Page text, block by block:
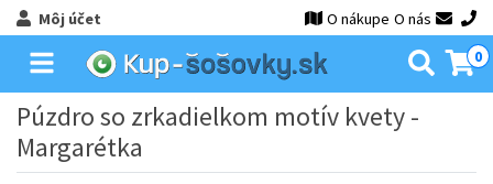
Môj účet O nákupe O nás
0
Púzdro so zrkadielkom motív kvety -
Margarétka